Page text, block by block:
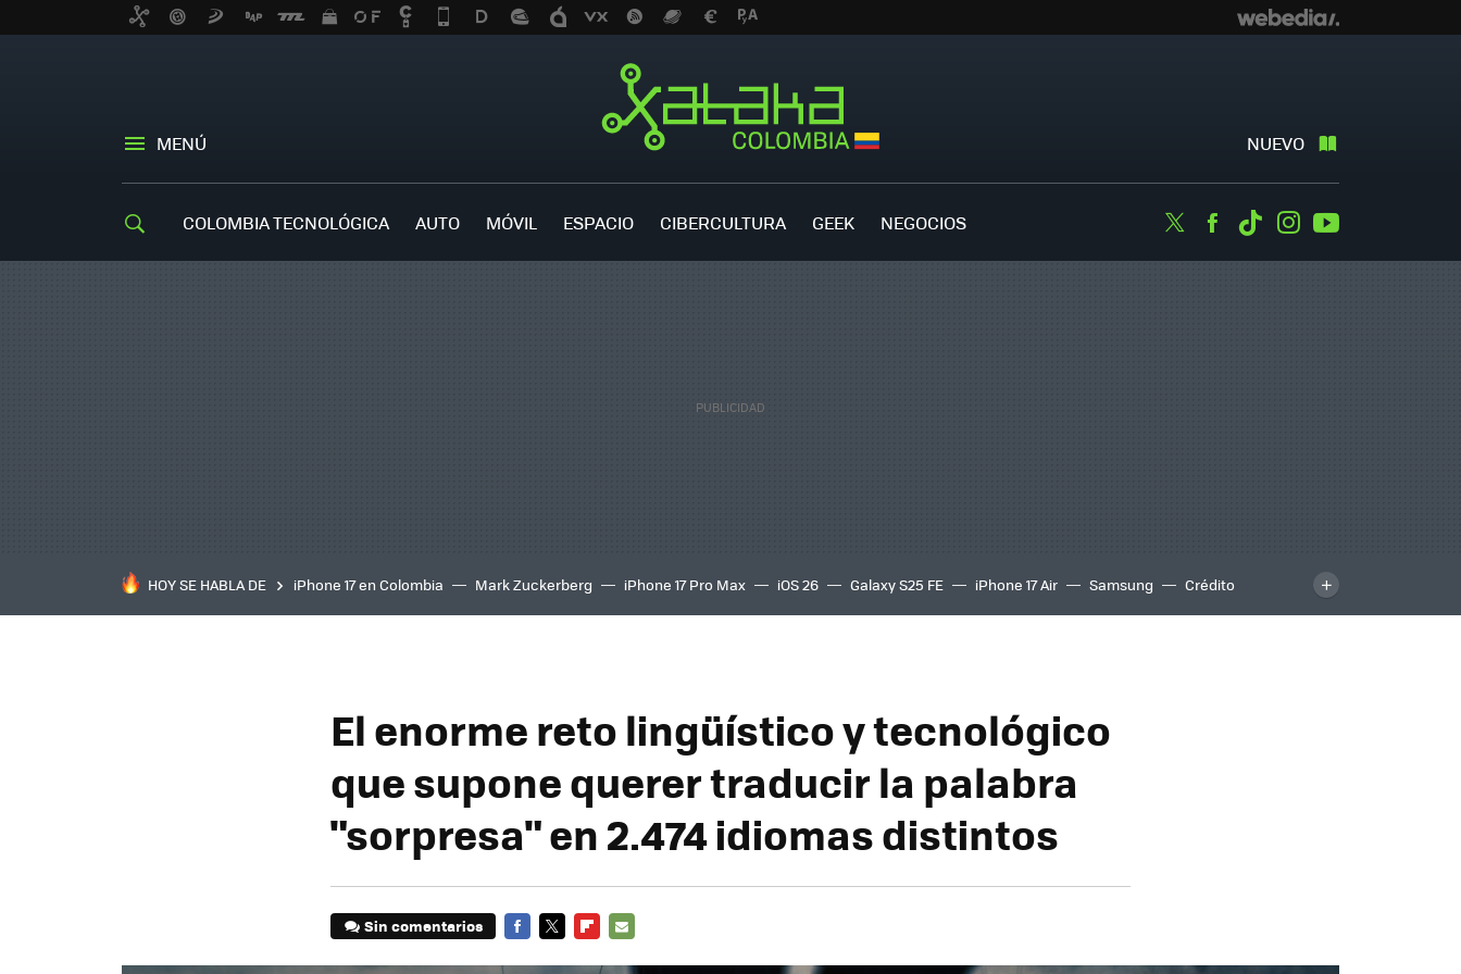
MENÚ NUEVO
COLOMBIA TECNOLÓGICA AUTO MÓVIL ESPACIO CIBERCULTURA GEEK NEGOCIOS TwitterFacebook
TiktokInstagram
HOY SE HABLA DE iPhone 17 en Colombia Mark Zuckerberg iPhone 17 Pro Max iOS 26 Galaxy S25 FE iPhone 17 Air Samsung
Crédito
inteligente
IA TCL C8K
El enorme reto lingüístico y tecnológico
que supone querer traducir la palabra
"sorpresa" en 2.474 idiomas distintos
Sin comentarios